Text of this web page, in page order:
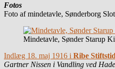
Fotos
Foto af mindetavle, Sønderborg Slot
Mindetavle, Sønder Starup
Indlæg 18. maj 1916 i Ribe
Gartner Nissen i Vandling ved